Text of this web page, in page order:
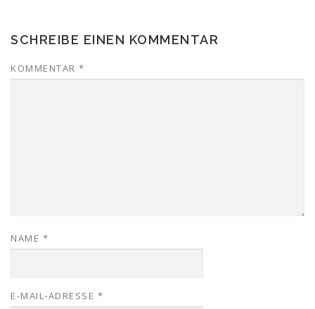
SCHREIBE EINEN KOMMENTAR
KOMMENTAR *
NAME *
E-MAIL-ADRESSE *